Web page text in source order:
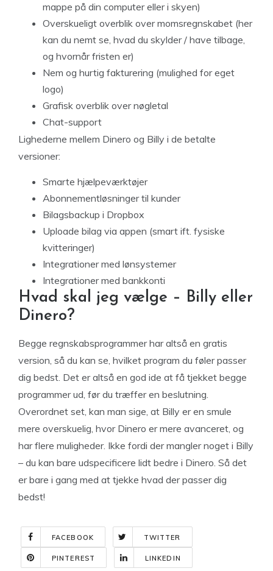
mappe på din computer eller i skyen)
Overskueligt overblik over momsregnskabet (her
kan du nemt se, hvad du skylder / have tilbage,
og hvornår fristen er)
Nem og hurtig fakturering (mulighed for eget
logo)
Grafisk overblik over nøgletal
Chat-support
Lighederne mellem Dinero og Billy i de betalte
versioner:
Smarte hjælpeværktøjer
Abonnementløsninger til kunder
Bilagsbackup i Dropbox
Uploade bilag via appen (smart ift. fysiske
kvitteringer)
Integrationer med lønsystemer
Integrationer med bankkonti
Hvad skal jeg vælge – Billy eller
Dinero?
Begge regnskabsprogrammer har altså en gratis
version, så du kan se, hvilket program du føler passer
dig bedst. Det er altså en god ide at få tjekket begge
programmer ud, før du træffer en beslutning.
Overordnet set, kan man sige, at Billy er en smule
mere overskuelig, hvor Dinero er mere avanceret, og
har flere muligheder. Ikke fordi der mangler noget i Billy
– du kan bare udspecificere lidt bedre i Dinero. Så det
er bare i gang med at tjekke hvad der passer dig
bedst!
FACEBOOK TWITTER
PINTEREST LINKEDIN